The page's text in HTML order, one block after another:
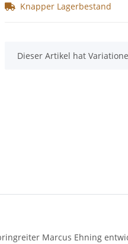
Knapper Lagerbestand
x
Dieser Artikel hat
Marcus Ehning